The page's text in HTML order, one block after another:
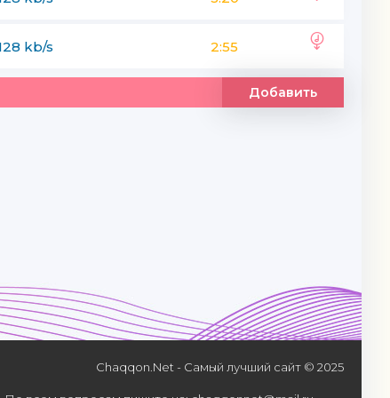
kb/s 2:55
Добавить
Chaqqon.Net - Самый лучший сайт © 2025